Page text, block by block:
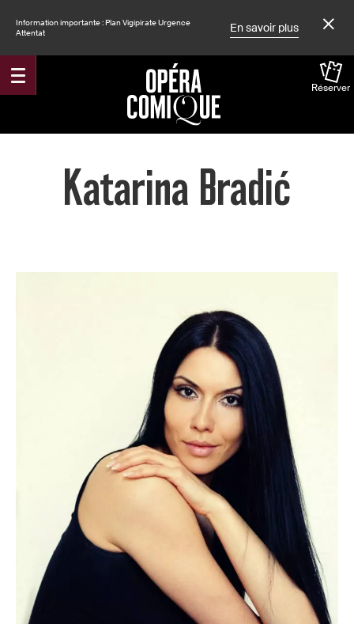
Information importante : Plan Vigipirate Urgence
Attentat
En savoir plus
Réserver
Accueil
Katarina Bradić